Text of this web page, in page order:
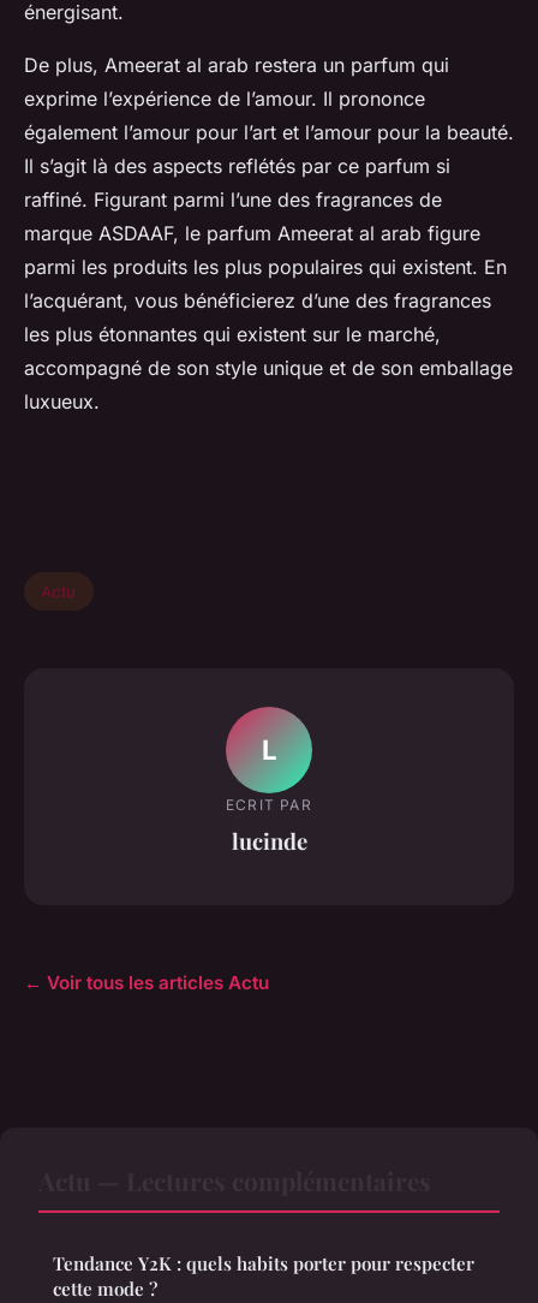
énergisant.
De plus, Ameerat al arab restera un parfum qui
exprime l’expérience de l’amour. Il prononce
également l’amour pour l’art et l’amour pour la beauté.
Il s’agit là des aspects reflétés par ce parfum si
raffiné. Figurant parmi l’une des fragrances de
marque ASDAAF, le parfum Ameerat al arab figure
parmi les produits les plus populaires qui existent. En
l’acquérant, vous bénéficierez d’une des fragrances
les plus étonnantes qui existent sur le marché,
accompagné de son style unique et de son emballage
luxueux.
Actu
L
ECRIT PAR
lucinde
← Voir tous les articles Actu
Tendance Y2K : quels habits porter pour respecter
cette mode ?